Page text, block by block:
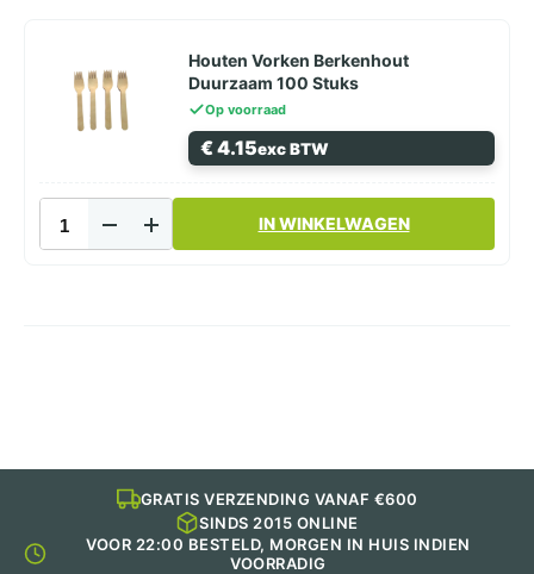
aantal
Houten Vorken Berkenhout
Duurzaam 100 Stuks
Op voorraad
€4.15exc BTW
Vorken
Berkenhout
IN WINKELWAGEN
GRATIS VERZENDING VANAF €600
SINDS 2015 ONLINE
VOOR 22:00 BESTELD, MORGEN IN HUIS INDIEN
VOORRADIG